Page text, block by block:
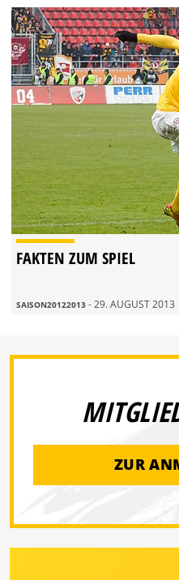
FAKTEN ZUM SPIEL
SAISON20122013 - 29. AUGUST 2013
ZUR